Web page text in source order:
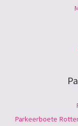
Parkeerboete